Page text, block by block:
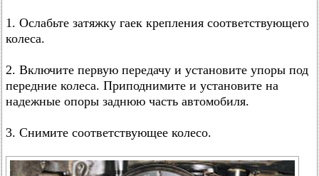
1. Ослабьте затяжку гаек крепления соответствующего
колеса.
2. Включите первую передачу и установите упоры под
передние колеса. Приподнимите и установите на
надежные опоры заднюю часть автомобиля.
3. Снимите соответствующее колесо.